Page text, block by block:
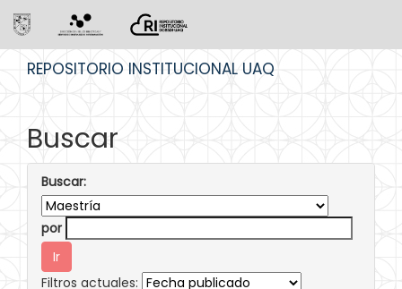
REPOSITORIO INSTITUCIONAL UAQ
Buscar
Buscar:
por
Filtros actuales: